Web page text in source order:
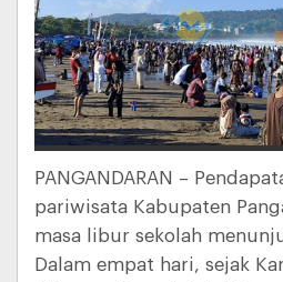
PANGANDARAN –
pariwisata Kabupaten
masa libur sekolah
Dalam empat hari, sejak